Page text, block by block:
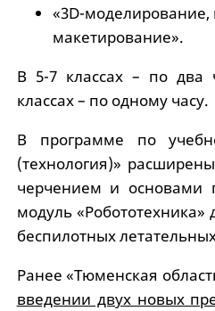
«3D-
макетирование».
В 5-7 классах – по
классах – по одному часу.
В программе по
(технология)»
черчением и основами
модуль
беспилотных
Ранее «Тюменская
введении двух новых